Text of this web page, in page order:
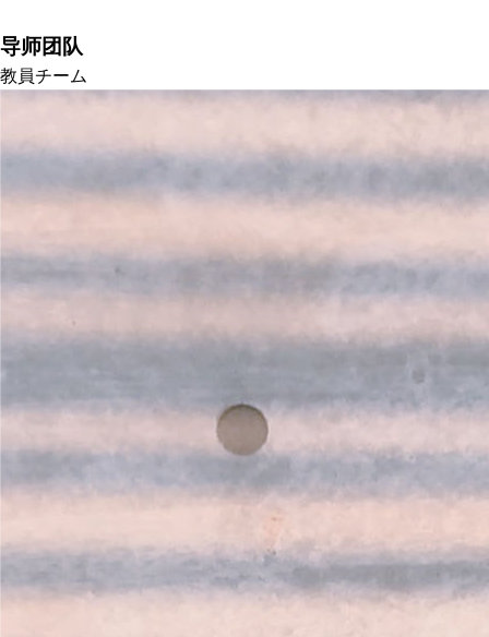
导师团队
教員チーム